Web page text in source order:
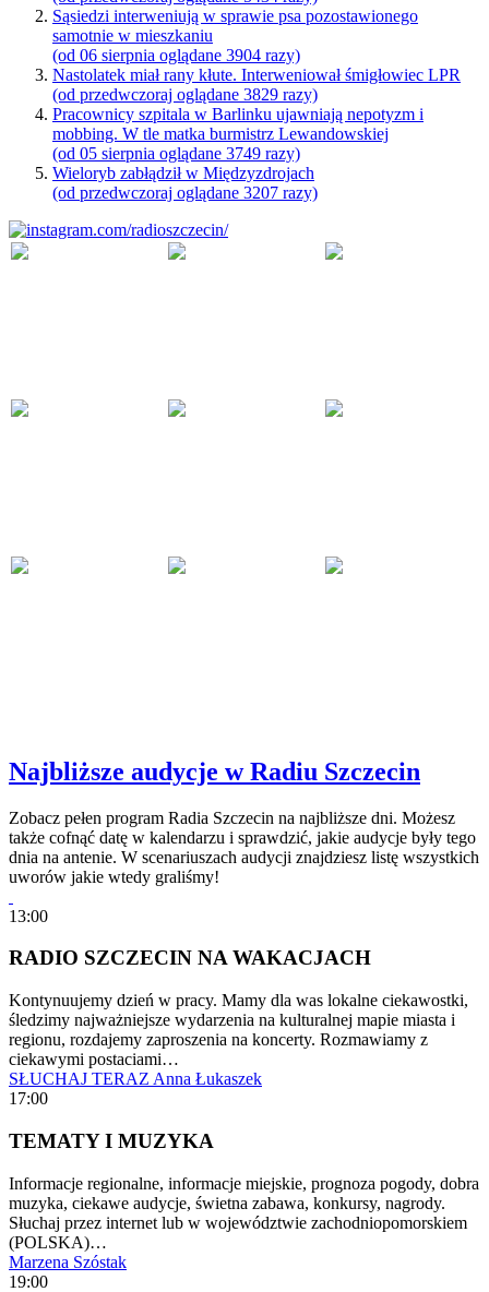
Sąsiedzi interweniują w sprawie psa pozostawionego
samotnie w mieszkaniu
(od 06 sierpnia oglądane 3904 razy)
Nastolatek miał rany kłute. Interweniował śmigłowiec LPR
(od przedwczoraj oglądane 3829 razy)
Pracownicy szpitala w Barlinku ujawniają nepotyzm i
mobbing. W tle matka burmistrz Lewandowskiej
(od 05 sierpnia oglądane 3749 razy)
Wieloryb zabłądził w Międzyzdrojach
(od przedwczoraj oglądane 3207 razy)
Najbliższe audycje w Radiu Szczecin
Zobacz pełen program Radia Szczecin na najbliższe dni. Możesz
także cofnąć datę w kalendarzu i sprawdzić, jakie audycje były tego
dnia na antenie. W scenariuszach audycji znajdziesz listę wszystkich
uworów jakie wtedy graliśmy!
13:00
RADIO SZCZECIN NA WAKACJACH
Kontynuujemy dzień w pracy. Mamy dla was lokalne ciekawostki,
śledzimy najważniejsze wydarzenia na kulturalnej mapie miasta i
regionu, rozdajemy zaproszenia na koncerty. Rozmawiamy z
ciekawymi postaciami…
SŁUCHAJ TERAZ Anna Łukaszek
17:00
TEMATY I MUZYKA
Informacje regionalne, informacje miejskie, prognoza pogody, dobra
muzyka, ciekawe audycje, świetna zabawa, konkursy, nagrody.
Słuchaj przez internet lub w województwie zachodniopomorskiem
(POLSKA)…
Marzena Szóstak
19:00